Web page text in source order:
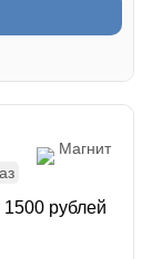
Магнит
1500 рублей